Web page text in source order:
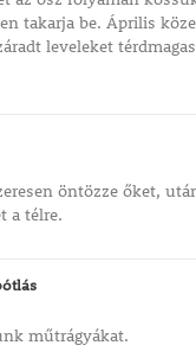
takarja be. Április
leveleket
öntözze őket,
a télre.
műtrágyákat.